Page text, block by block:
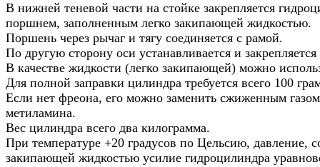
В нижней теневой части на стойке закрепляется
поршнем, заполненным легко закипающей жидкостью.
Поршень через рычаг и тягу соединяется с рамой.
По другую сторону оси устанавливается и
В качестве жидкости (легко закипающей) можно
Для полной заправки цилиндра требуется всего 100
Если нет фреона, его можно заменить сжиженным
метиламина.
Вес цилиндра всего два килограмма.
При температуре +20 градусов по Цельсию, давление,
закипающей жидкостью усилие гидроцилиндра